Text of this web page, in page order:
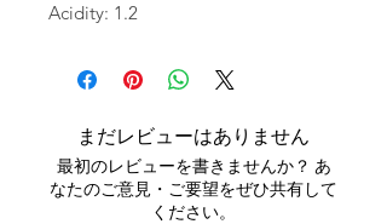
Acidity: 1.2
まだレビューはありません
最初のレビューを書きませんか？ あ
なたのご意見・ご要望をぜひ共有して
ください。